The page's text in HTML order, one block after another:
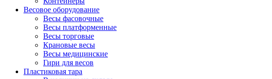
Весовое оборудование
Весы фасовочные
Весы платформенные
Весы торговые
Крановые весы
Весы медицинские
Гири для весов
Пластиковая тара